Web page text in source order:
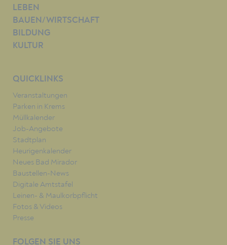
LEBEN
BAUEN/WIRTSCHAFT
BILDUNG
KULTUR
QUICKLINKS
Veranstaltungen
Parken in Krems
Müllkalender
Job-Angebote
Stadtplan
Heurigenkalender
Neues Bad Mirador
Baustellen-News
Digitale Amtstafel
Leinen- & Maulkorbpflicht
Fotos & Videos
Presse
FOLGEN SIE UNS